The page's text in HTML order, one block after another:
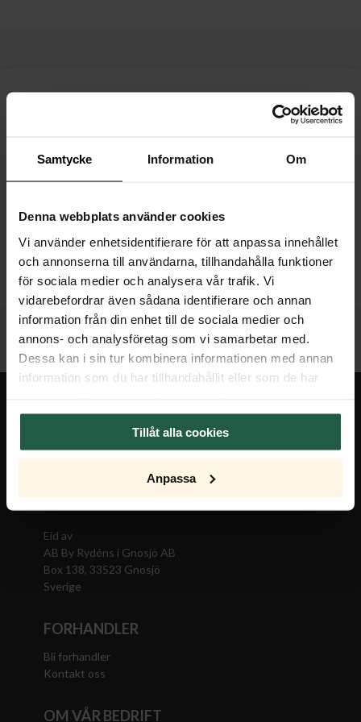
Samtycke Information Om
Denna webbplats använder cookies
Vi använder enhetsidentifierare för att anpassa innehållet
och annonserna till användarna, tillhandahålla funktioner
för sociala medier och analysera vår trafik. Vi
vidarebefordrar även sådana identifierare och annan
information från din enhet till de sociala medier och
annons- och analysföretag som vi samarbetar med.
Dessa kan i sin tur kombinera informationen med annan
information som du har tillhandahållit eller som de har
Tillåt alla cookies
Anpassa
Hvis noe skulle gå i stykker, har vi mange reservedeler på
Av Rydéns reservedeler finner du her »
kontakte oss
på chatten eller sende en e-post tilinfo@byrydens.se, så
hjelper vi deg.
Salget skjer gjennom
Eid av
AB By Rydéns i Gnosjö AB
Box 138, 33523 Gnosjö
Sverige
FORHANDLER
Bli forhandler
Kontakt oss
OM VÅR BEDRIFT